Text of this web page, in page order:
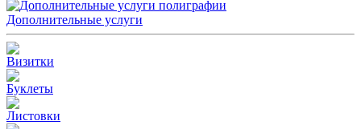
Дополнительные услуги
Визитки
Буклеты
Листовки